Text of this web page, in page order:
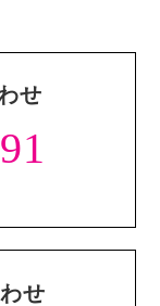
せ
せ